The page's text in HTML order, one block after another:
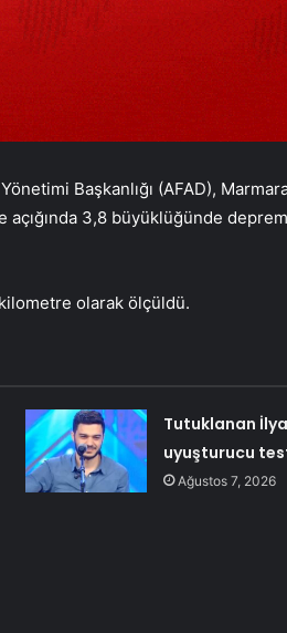
Başkanlığı (AFAD),
3,8 büyüklüğünde
olarak ölçüldü.
Tutuklanan
uyuşturucu
Ağustos 7, 2026